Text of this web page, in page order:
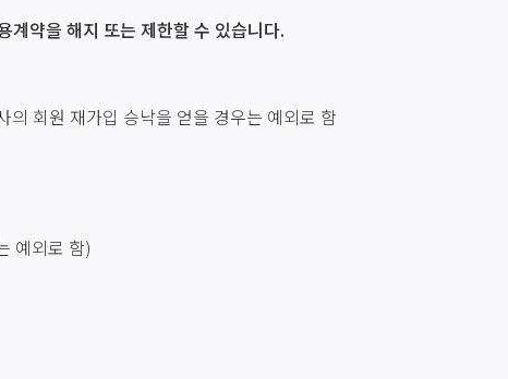
계약을 해지 또는 제한할 수 있습니다.
회원 재가입 승낙을 얻을 경우는 예외로 함
예외로 함)